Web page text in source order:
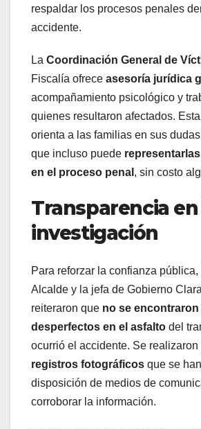
respaldar los procesos penales
accidente.
La Coordinación General de
Fiscalía ofrece asesoría jurídica
acompañamiento psicológico y
quienes resultaron afectados.
orienta a las familias en sus
que incluso puede
en el proceso penal , sin costo
Transparencia
investigación
Para reforzar la confianza
Alcalde y la jefa de Gobierno
reiteraron que no se
desperfectos en el asfalto del
ocurrió el accidente. Se realizaron
registros fotográficos que se
disposición de medios de
corroborar la información.